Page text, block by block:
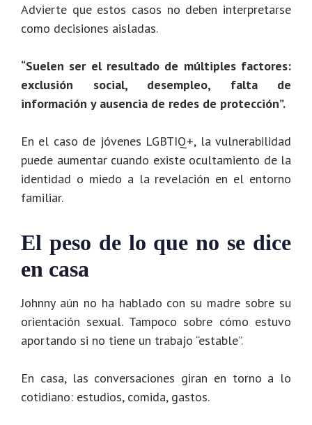
Advierte que estos casos no deben interpretarse
como decisiones aisladas.
“Suelen ser el resultado de múltiples factores:
exclusión social, desempleo, falta de
información y ausencia de redes de protección”.
En el caso de jóvenes LGBTIQ+, la vulnerabilidad
puede aumentar cuando existe ocultamiento de la
identidad o miedo a la revelación en el entorno
familiar.
El peso de lo que no se dice
en casa
Johnny aún no ha hablado con su madre sobre su
orientación sexual. Tampoco sobre cómo estuvo
aportando si no tiene un trabajo “estable”.
En casa, las conversaciones giran en torno a lo
cotidiano: estudios, comida, gastos.